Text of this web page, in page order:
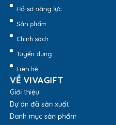
Hồ sơ năng lực
Sản phẩm
Chính sách
Tuyển dụng
Liên hệ
VỀ VIVAGIFT
Giới thiệu
Dự án đã sản xuất
Danh mục sản phẩm